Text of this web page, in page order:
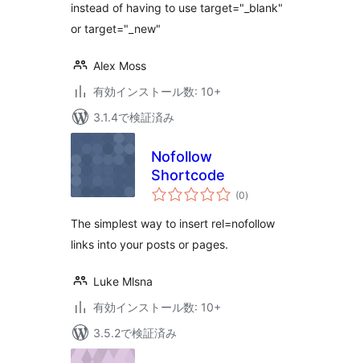
instead of having to use target="_blank"
or target="_new"
Alex Moss
有効インストール数: 10+
3.1.4で検証済み
Nofollow
Shortcode
(0個
の
価
)
The simplest way to insert rel=nofollow
links into your posts or pages.
Luke Mlsna
有効インストール数: 10+
3.5.2で検証済み